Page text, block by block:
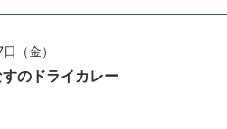
（金）
のドライカレー